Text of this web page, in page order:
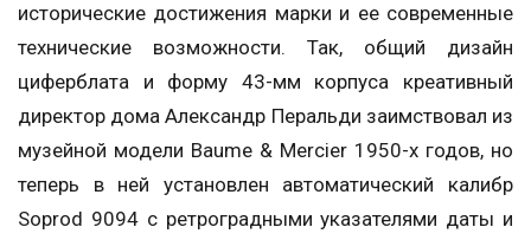
исторические достижения марки и ее современные
технические возможности. Так, общий дизайн
циферблата и форму 43-мм корпуса креативный
директор дома Александр Перальди заимствовал из
музейной модели Baume & Mercier 1950-х годов, но
теперь в ней установлен автоматический калибр
Soprod 9094 с ретроградными указателями даты и